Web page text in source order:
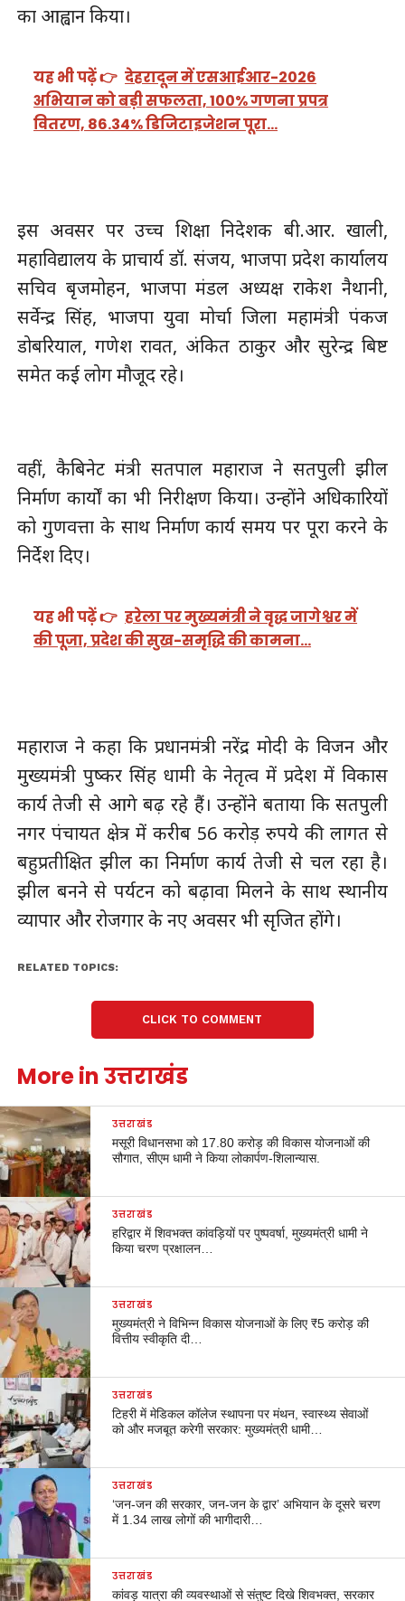
का आह्वान किया।
यह भी पढ़ें 👉 देहरादून में एसआईआर-2026
अभियान को बड़ी सफलता, 100% गणना प्रपत्र
वितरण, 86.34% डिजिटाइजेशन पूरा…
इस अवसर पर उच्च शिक्षा निदेशक बी.आर. खाली,
महाविद्यालय के प्राचार्य डॉ. संजय, भाजपा प्रदेश कार्यालय
सचिव बृजमोहन, भाजपा मंडल अध्यक्ष राकेश नैथानी,
सर्वेन्द्र सिंह, भाजपा युवा मोर्चा जिला महामंत्री पंकज
डोबरियाल, गणेश रावत, अंकित ठाकुर और सुरेन्द्र बिष्ट
समेत कई लोग मौजूद रहे।
वहीं, कैबिनेट मंत्री सतपाल महाराज ने सतपुली झील
निर्माण कार्यों का भी निरीक्षण किया। उन्होंने अधिकारियों
को गुणवत्ता के साथ निर्माण कार्य समय पर पूरा करने के
निर्देश दिए।
यह भी पढ़ें 👉 हरेला पर मुख्यमंत्री ने वृद्ध जागेश्वर में
की पूजा, प्रदेश की सुख-समृद्धि की कामना…
महाराज ने कहा कि प्रधानमंत्री नरेंद्र मोदी के विजन और
मुख्यमंत्री पुष्कर सिंह धामी के नेतृत्व में प्रदेश में विकास
कार्य तेजी से आगे बढ़ रहे हैं। उन्होंने बताया कि सतपुली
नगर पंचायत क्षेत्र में करीब 56 करोड़ रुपये की लागत से
बहुप्रतीक्षित झील का निर्माण कार्य तेजी से चल रहा है।
झील बनने से पर्यटन को बढ़ावा मिलने के साथ स्थानीय
व्यापार और रोजगार के नए अवसर भी सृजित होंगे।
RELATED TOPICS:
CLICK TO COMMENT
More in उत्तराखंड
उत्तराखंड
मसूरी विधानसभा को 17.80 करोड़ की विकास योजनाओं की
सौगात, सीएम धामी ने किया लोकार्पण-शिलान्यास.
उत्तराखंड
हरिद्वार में शिवभक्त कांवड़ियों पर पुष्पवर्षा, मुख्यमंत्री धामी ने
किया चरण प्रक्षालन…
उत्तराखंड
मुख्यमंत्री ने विभिन्न विकास योजनाओं के लिए ₹5 करोड़ की
वित्तीय स्वीकृति दी…
उत्तराखंड
टिहरी में मेडिकल कॉलेज स्थापना पर मंथन, स्वास्थ्य सेवाओं
को और मजबूत करेगी सरकार: मुख्यमंत्री धामी…
उत्तराखंड
‘जन-जन की सरकार, जन-जन के द्वार’ अभियान के दूसरे चरण
में 1.34 लाख लोगों की भागीदारी…
उत्तराखंड
कांवड़ यात्रा की व्यवस्थाओं से संतुष्ट दिखे शिवभक्त, सरकार